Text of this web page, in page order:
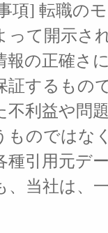
項] 転職の
って開示さ
報の正確さ
証するもの
不利益や問
ものではな
種引用元デ
、当社は、